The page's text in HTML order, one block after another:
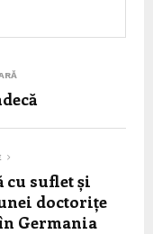
cu suflet și
doctorițe
Germania